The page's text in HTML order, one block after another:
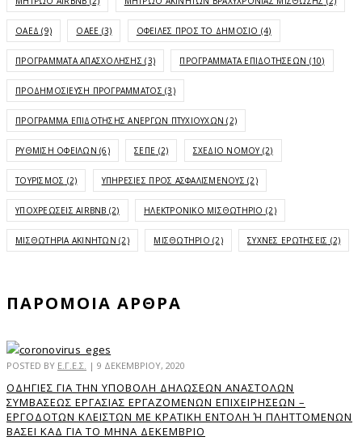
ΟΑΕΔ (9) ΟΑΕΕ (3) ΟΦΕΙΛΈΣ ΠΡΟΣ ΤΟ ΔΗΜΌΣΙΟ (4)
ΠΡΟΓΡΆΜΜΑΤΑ ΑΠΑΣΧΌΛΗΣΗΣ (3) ΠΡΟΓΡΆΜΜΑΤΑ ΕΠΙΔΟΤΉΣΕΩΝ (10)
ΠΡΟΔΗΜΟΣΊΕΥΣΗ ΠΡΟΓΡΆΜΜΑΤΟΣ (3)
ΠΡΌΓΡΑΜΜΑ ΕΠΙΔΌΤΗΣΗΣ ΑΝΈΡΓΩΝ ΠΤΥΧΙΟΎΧΩΝ (2)
ΡΎΘΜΙΣΗ ΟΦΕΙΛΏΝ (6) ΣΕΠΕ (2) ΣΧΈΔΙΟ ΝΌΜΟΥ (2)
ΤΟΥΡΙΣΜΌΣ (2) ΥΠΗΡΕΣΊΕΣ ΠΡΟΣ ΑΣΦΑΛΙΣΜΈΝΟΥΣ (2)
ΥΠΟΧΡΕΏΣΕΙΣ AIRBNB (2) ΗΛΕΚΤΡΟΝΙΚΌ ΜΙΣΘΩΤΉΡΙΟ (2)
ΜΙΣΘΩΤΉΡΙΑ ΑΚΙΝΉΤΩΝ (2) ΜΙΣΘΩΤΉΡΙΟ (2) ΣΥΧΝΈΣ ΕΡΩΤΉΣΕΙΣ (2)
ΠΑΡΌΜΟΙΑ ΆΡΘΡΑ
POSTED BY Ε.Γ.Ε.Σ. | 9 ΔΕΚΕΜΒΡΊΟΥ, 2020
ΟΔΗΓΊΕΣ ΓΙΑ ΤΗΝ ΥΠΟΒΟΛΉ ΔΗΛΏΣΕΩΝ ΑΝΑΣΤΟΛΏΝ
ΣΥΜΒΆΣΕΩΣ ΕΡΓΑΣΊΑΣ ΕΡΓΑΖΟΜΈΝΩΝ ΕΠΙΧΕΙΡΉΣΕΩΝ –
ΕΡΓΟΔΟΤΏΝ ΚΛΕΙΣΤΏΝ ΜΕ ΚΡΑΤΙΚΉ ΕΝΤΟΛΉ Ή ΠΛΗΤΤΌΜΕΝΩΝ Β
ΆΣΕΙ ΚΑΔ ΓΙΑ ΤΟ ΜΉΝΑ ΔΕΚΈΜΒΡΙΟ